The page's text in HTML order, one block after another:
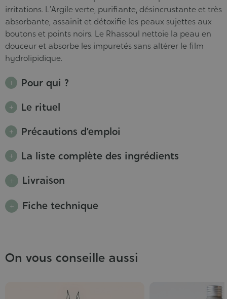
irritations. L’Argile verte, purifiante, désincrustante et très
absorbante, assainit et détoxifie les peaux sujettes aux
boutons et points noirs. Le Rhassoul nettoie la peau en
douceur et absorbe les impuretés sans altérer le film
hydrolipidique.
Pour qui ?
Le rituel
Précautions d’emploi
La liste complète des ingrédients
Livraison
Fiche technique
On vous conseille aussi